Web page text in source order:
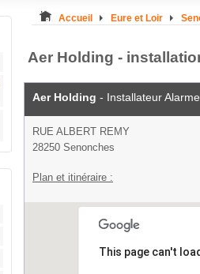
Accueil Eure et Loir
Aer Holding -
Aer Holding - Installateur Alarme
RUE ALBERT REMY
28250 Senonches
Plan et itinéraire :
This page can't